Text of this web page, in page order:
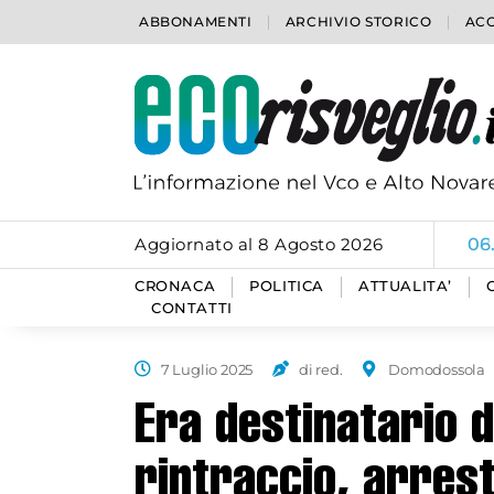
ABBONAMENTI ARCHIVIO STORICO
Aggiornato al 8 Agosto 2026
CRONACA POLITICA ATTUALITA’
CONTATTI
7 Luglio 2025 di red. Domodossola
Era destinatario